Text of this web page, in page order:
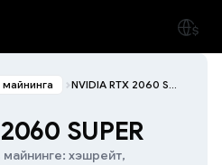
NVIDIA RTX 2060 SUPER
SUPER
хэшрейт,